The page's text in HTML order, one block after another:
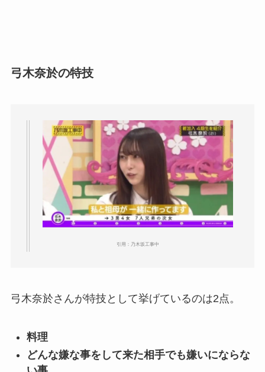
弓木奈於の特技
引用：乃木坂工事中
弓木奈於さんが特技として挙げているのは2点。
料理
どんな嫌な事をして来た相手でも嫌いにならな